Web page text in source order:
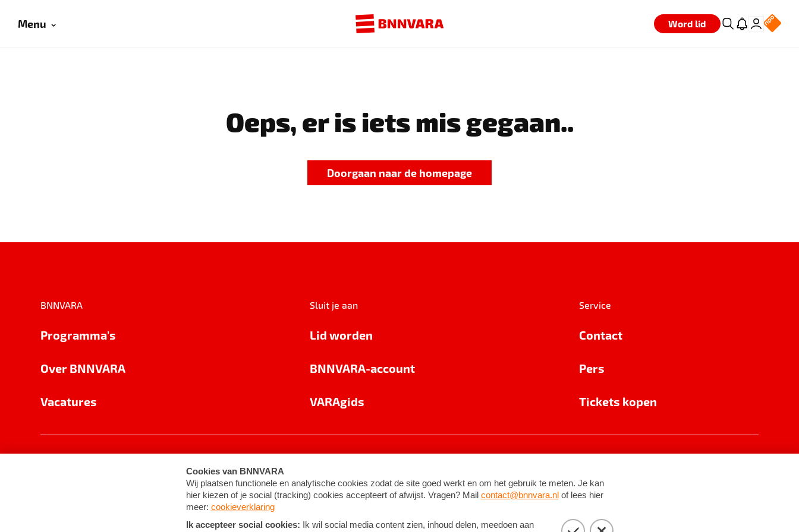
Menu Word lid
Oeps, er is iets mis gegaan..
Doorgaan naar de homepage
BNNVARA
Programma's
Over BNNVARA
Vacatures
Sluit je aan
Lid worden
BNNVARA-account
VARAgids
Service
Contact
Pers
Tickets kopen
Cookie-instellingen Algemene voorwaarden ©2026BNNVARA